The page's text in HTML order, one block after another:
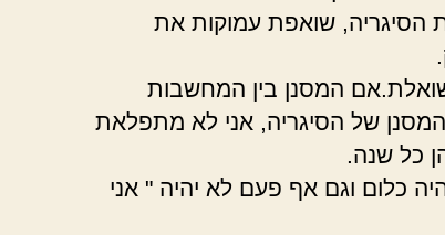
הסיגריה, שואפת עמוקות את
המסנן בין המחשבות
המסנן של הסיגריה, אני לא מתפלאת
כל שנה.
כלום וגם אף פעם לא יהיה " אני